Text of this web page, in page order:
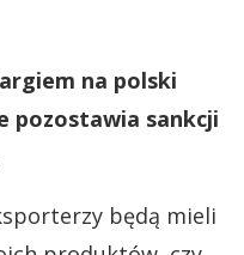
na polski
pozostawia sankcji
będą mieli